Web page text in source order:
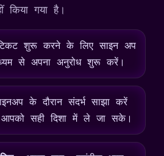
किया गया है।
शुरू करने के लिए साइन अप
से अपना अनुरोध शुरू करें।
के दौरान संदर्भ साझा करें
आपको सही दिशा में ले जा सके।